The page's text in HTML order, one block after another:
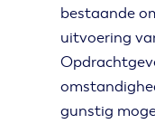
bestaande
uitvoering
gunstig